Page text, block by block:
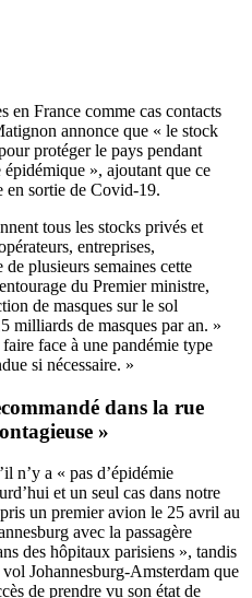
en France comme cas contacts
annonce que « le stock
protéger le pays pendant
», ajoutant que ce
en sortie de Covid-19.
tous les stocks privés et
entreprises,
plusieurs semaines cette
du Premier ministre,
de masques sur le sol
milliards de masques par an. »
face à une pandémie type
si nécessaire. »
dans la rue
»
n’y a « pas d’épidémie
et un seul cas dans notre
un premier avion le 25 avril au
avec la passagère
des hôpitaux parisiens », tandis
Johannesburg-Amsterdam que
de prendre vu son état de